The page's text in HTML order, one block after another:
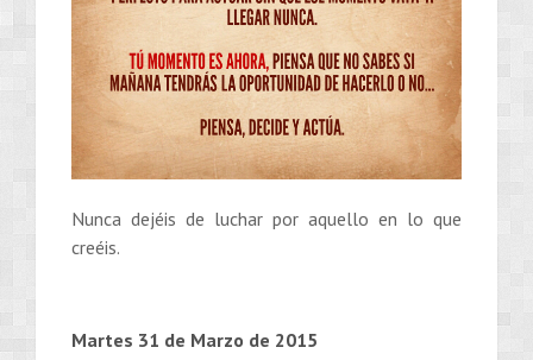
Nunca dejéis de luchar por aquello en lo que
creéis.
Martes 31 de Marzo de 2015